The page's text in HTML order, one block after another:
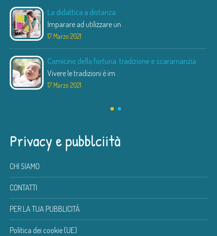
La didattica a distanza
Imparare ad utilizzare un ...
17 Marzo 2021
Camicino della fortuna: tradizione e scaramanzia
Vivere le tradizioni è im ...
17 Marzo 2021
Privacy e pubblciità
CHI SIAMO
CONTATTI
PER LA TUA PUBBLICITÀ
Politica dei cookie (UE)